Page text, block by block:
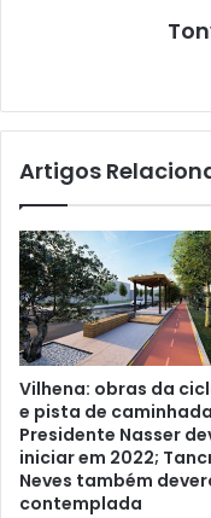
Artigos
Vilhena: obras da
e pista de
Presidente Nasser
iniciar em 2022;
Neves também
contemplada